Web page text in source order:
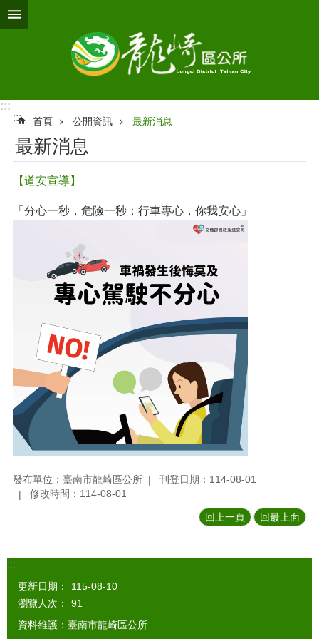
跳到主要內容區塊
:::
:::
首頁 公開資訊 最新消息
最新消息
【道安宣導】
「分心一秒，危險一秒；行車專心，你我安心」
發布單位：臺南市龍崎區公所
刊登日期：114-08-01
修改時間：114-08-01
回上一頁 回最上面
:::
更新日期：
115-08-10
瀏覽人次：
91
資料維護：臺南市龍崎區公所